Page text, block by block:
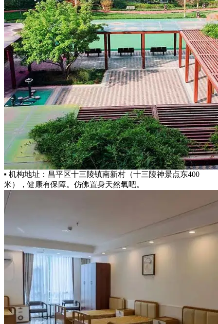
▪ 机构地址：昌平区十三陵镇南新村（十三陵神景点东400
米），健康有保障。仿佛置身天然氧吧。